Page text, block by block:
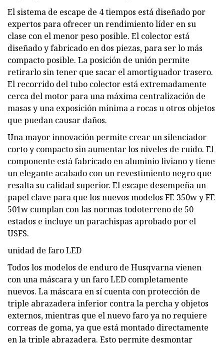
El sistema de escape de 4 tiempos está diseñado por
expertos para ofrecer un rendimiento líder en su
clase con el menor peso posible. El colector está
diseñado y fabricado en dos piezas, para ser lo más
compacto posible. La posición de unión permite
retirarlo sin tener que sacar el amortiguador trasero.
El recorrido del tubo colector está extremadamente
cerca del motor para una máxima centralización de
masas y una exposición mínima a rocas u otros objetos
que puedan causar daños.
Una mayor innovación permite crear un silenciador
corto y compacto sin aumentar los niveles de ruido. El
componente está fabricado en aluminio liviano y tiene
un elegante acabado con un revestimiento negro que
resalta su calidad superior. El escape desempeña un
papel clave para que los nuevos modelos FE 350w y FE
501w cumplan con las normas todoterreno de 50
estados e incluye un parachispas aprobado por el
USFS.
unidad de faro LED
Todos los modelos de enduro de Husqvarna vienen
con una máscara y un faro LED completamente
nuevos. La máscara en sí cuenta con protección de
triple abrazadera inferior contra la percha y objetos
externos, mientras que el nuevo faro ya no requiere
correas de goma, ya que está montado directamente
en la triple abrazadera. Esto permite desmontar